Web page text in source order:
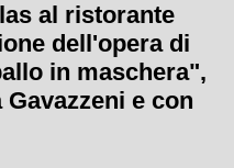
al ristorante
dell'opera di
in maschera",
e con
la stagione